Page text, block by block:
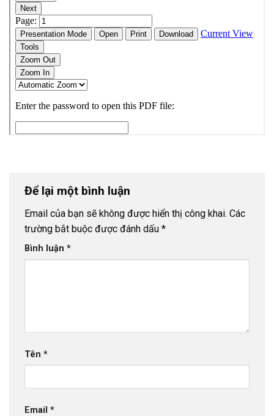
Để lại một bình luận
Email của bạn sẽ không được hiển thị công khai. Các
trường bắt buộc được đánh dấu *
Bình luận *
Tên *
Email *